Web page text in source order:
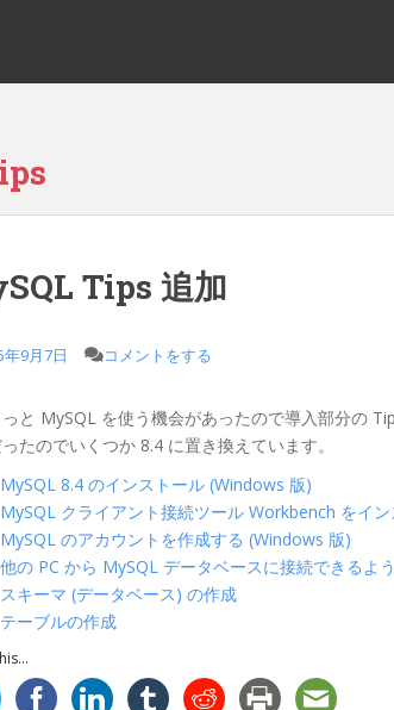
Tips 追加
年9月7日 コメントをする
と MySQL を使う機会があったので導入部分の
たのでいくつか 8.4 に置き換えています。
MySQL 8.4 のインストール (Windows 版)
MySQL クライアント接続ツール Workbench をイ
MySQL のアカウントを作成する (Windows 版)
他の PC から MySQL データベースに接続できるよ
スキーマ (データベース) の作成
テーブルの作成